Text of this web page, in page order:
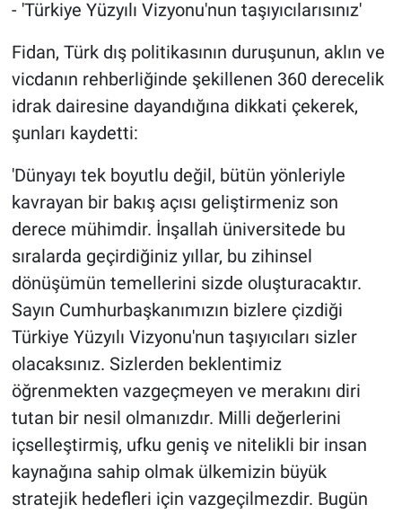
- 'Türkiye Yüzyılı Vizyonu'nun taşıyıcılarısınız'
Fidan, Türk dış politikasının duruşunun, aklın ve
vicdanın rehberliğinde şekillenen 360 derecelik
idrak dairesine dayandığına dikkati çekerek,
şunları kaydetti:
'Dünyayı tek boyutlu değil, bütün yönleriyle
kavrayan bir bakış açısı geliştirmeniz son
derece mühimdir. İnşallah üniversitede bu
sıralarda geçirdiğiniz yıllar, bu zihinsel
dönüşümün temellerini sizde oluşturacaktır.
Sayın Cumhurbaşkanımızın bizlere çizdiği
Türkiye Yüzyılı Vizyonu'nun taşıyıcıları sizler
olacaksınız. Sizlerden beklentimiz
öğrenmekten vazgeçmeyen ve merakını diri
tutan bir nesil olmanızdır. Milli değerlerini
içselleştirmiş, ufku geniş ve nitelikli bir insan
kaynağına sahip olmak ülkemizin büyük
stratejik hedefleri için vazgeçilmezdir. Bugün